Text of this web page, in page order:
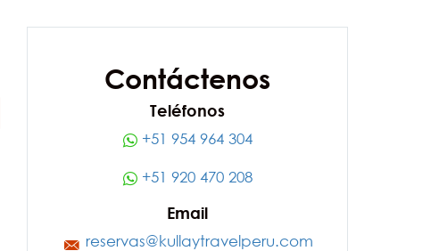
Contáctenos
Teléfonos
+51 954 964 304
+51 920 470 208
Email
reservas@kullaytravelperu.com